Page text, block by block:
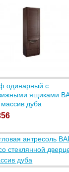
одинарный с
ящиками
дуба